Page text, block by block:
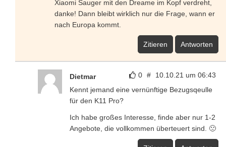
Xiaomi Sauger mit den Dreame im Kopf verdreht,
danke! Dann bleibt wirklich nur die Frage, wann er
nach Europa kommt.
Zitieren Antworten
0 # 10.10.21 um 06:43
Dietmar
Kennt jemand eine vernünftige Bezugsqeulle
für den K11 Pro?
Ich habe großes Interesse, finde aber nur 1-2
Angebote, die vollkommen überteuert sind. 🙁